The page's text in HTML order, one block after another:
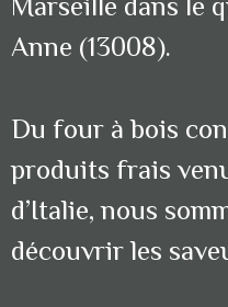
Anne (13008).
Du four à bois
produits frais
d’Italie, nous
découvrir les